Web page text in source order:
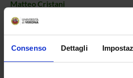
Consenso Dettagli
Matteo Cristani
AREE DI RICERCA COINVOLTE DAL